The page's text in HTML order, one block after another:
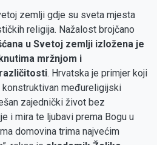
zemlji gdje su sveta mjesta
religija. Nažalost brojčano
u Svetoj zemlji izložena je
mržnjom i
. Hrvatska je primjer koji
međureligijski
zajednički život bez
i mira te ljubavi prema Bogu u
domovina trima najvećim